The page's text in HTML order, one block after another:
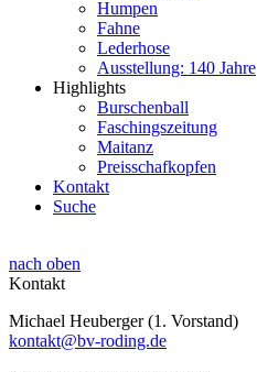
Humpen
Fahne
Lederhose
Ausstellung: 140 Jahre
Highlights
Burschenball
Faschingszeitung
Maitanz
Preisschafkopfen
Kontakt
Suche
nach oben
Kontakt
Michael Heuberger (1. Vorstand)
kontakt@bv-roding.de